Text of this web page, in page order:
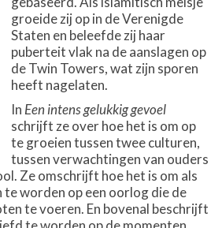
groeide zij op in de Verenigde
Staten en beleefde zij haar
puberteit vlak na de aanslagen op
de Twin Towers, wat zijn sporen
heeft nagelaten.
In Een intens gelukkig gevoel
schrijft ze over hoe het is om op
te groeien tussen twee culturen,
tussen verwachtingen van ouders
Ze omschrijft hoe het is om als
te worden op een oorlog die de
te voeren. En bovenal beschrijft